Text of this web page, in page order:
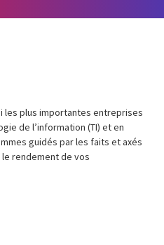
les plus importantes entreprises
de l’information (TI) et en
guidés par les faits et axés
rendement de vos